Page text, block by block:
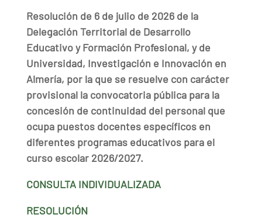
Resolución de 6 de julio de 2026 de la
Delegación Territorial de Desarrollo
Educativo y Formación Profesional, y de
Universidad, Investigación e Innovación en
Almería, por la que se resuelve con carácter
provisional la convocatoria pública para la
concesión de continuidad del personal que
ocupa puestos docentes específicos en
diferentes programas educativos para el
curso escolar 2026/2027.
CONSULTA INDIVIDUALIZADA
RESOLUCIÓN